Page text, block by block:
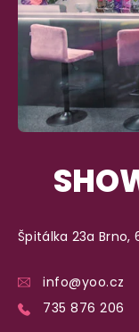
Špitálka 23a Brno,
info@yoo.cz
735 876 206